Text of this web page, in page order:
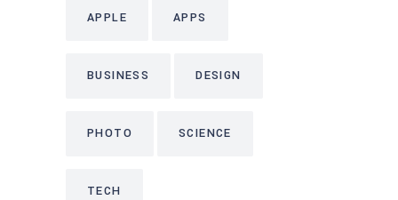
APPLE APPS
BUSINESS DESIGN
PHOTO SCIENCE
TECH